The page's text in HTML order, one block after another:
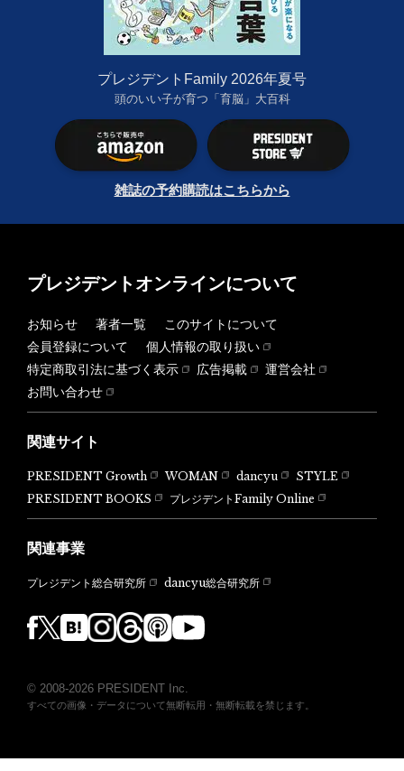
プレジデントFamily 2026年夏号
頭のいい子が育つ「育脳」大百科
雑誌の予約購読はこちらから
プレジデントオンラインについて
お知らせ 著者一覧
このサイトについて
会員登録について
個人情報の取り扱い
特定商取引法に基づく表示
広告掲載
運営会社
お問い合わせ
関連サイト
PRESIDENT Growth WOMAN dancyu
STYLE
PRESIDENT BOOKS
プレジデントFamily Online
関連事業
プレジデント総合研究所 dancyu総合研究所
© 2008-2026 PRESIDENT Inc.
すべての画像・データについて無断転用・無断転載を禁じます。